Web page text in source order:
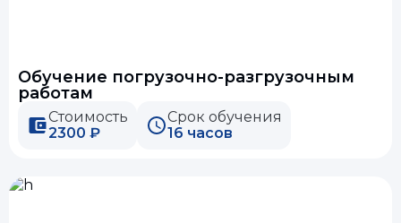
Обучение погрузочно-разгрузочным
работам
Стоимость
2300 ₽
Срок обучения
16 часов